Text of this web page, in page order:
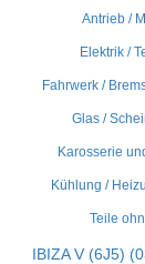
Antrieb /
Elektrik /
Fahrwerk /
Glas /
Karosserie
Kühlung /
Teile
IBIZA V (6J5)